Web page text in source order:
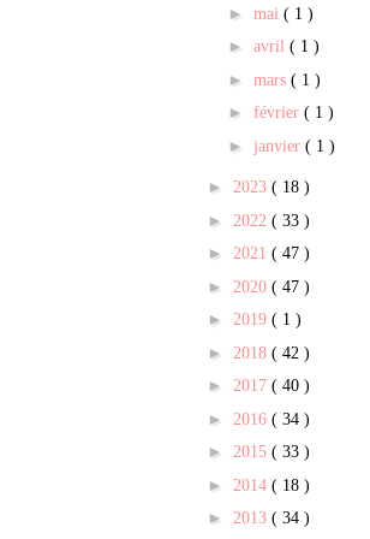
► mai ( 1 )
► avril ( 1 )
► mars ( 1 )
► février ( 1 )
► janvier ( 1 )
► 2023 ( 18 )
► 2022 ( 33 )
► 2021 ( 47 )
► 2020 ( 47 )
► 2019 ( 1 )
► 2018 ( 42 )
► 2017 ( 40 )
► 2016 ( 34 )
► 2015 ( 33 )
► 2014 ( 18 )
► 2013 ( 34 )